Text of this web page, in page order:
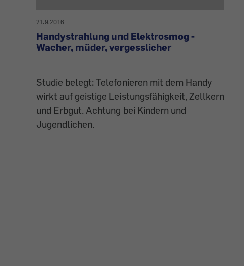
21.9.2016
Handystrahlung und Elektrosmog -
Wacher, müder, vergesslicher
Studie belegt: Telefonieren mit dem Handy
wirkt auf geistige Leistungsfähigkeit, Zellkern
und Erbgut. Achtung bei Kindern und
Jugendlichen.